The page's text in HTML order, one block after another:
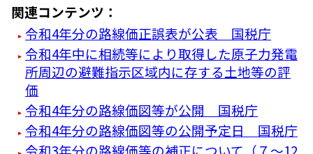
関連コンテンツ：
令和4年分の路線価正誤表が公表 国税庁
令和4年中に相続等により取得した原子力発電
所周辺の避難指示区域内に存する土地等の評
価
令和4年分の路線価図等が公開 国税庁
令和4年分の路線価図等の公開予定日 国税庁
令和3年分の路線価等の補正について（７～12